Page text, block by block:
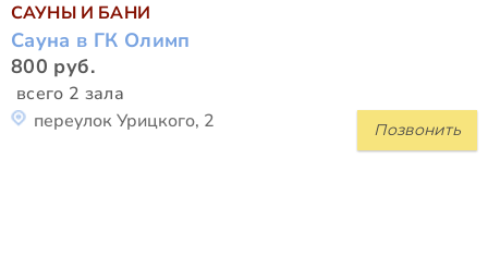
САУНЫ И БАНИ
Сауна в ГК Олимп
800 руб.
всего 2 зала
Позвонить
переулок Урицкого, 2